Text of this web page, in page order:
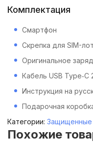
Комплектация
Смартфон
Скрепка для SIM-
Оригинальное
Кабель USB Type‑C
Инструкция на
Подарочная
Категории: Защищенные
Похожие